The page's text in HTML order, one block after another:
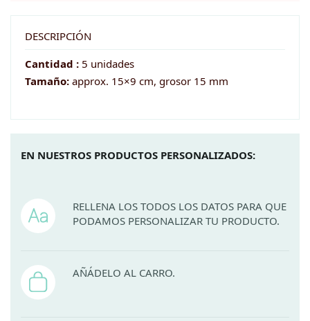
madera
para
-
cantidad
DESCRIPCIÓN
Cantidad : 5 unidades
Tamaño: approx. 15×9 cm, grosor 15 mm
EN NUESTROS PRODUCTOS PERSONALIZADOS:
RELLENA LOS TODOS LOS DATOS PARA QUE
PODAMOS PERSONALIZAR TU PRODUCTO.
AÑÁDELO AL CARRO.